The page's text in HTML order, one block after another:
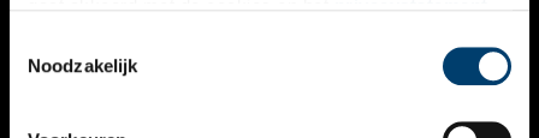
Noodzakelijk
VERHALEN